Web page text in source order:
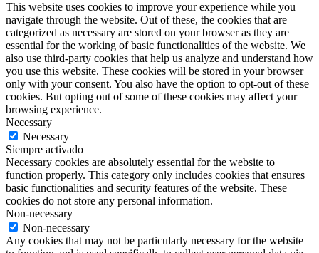
This website uses cookies to improve your experience while you
navigate through the website. Out of these, the cookies that are
categorized as necessary are stored on your browser as they are
essential for the working of basic functionalities of the website. We
also use third-party cookies that help us analyze and understand how
you use this website. These cookies will be stored in your browser
only with your consent. You also have the option to opt-out of these
cookies. But opting out of some of these cookies may affect your
browsing experience.
Necessary
Necessary
Siempre activado
Necessary cookies are absolutely essential for the website to
function properly. This category only includes cookies that ensures
basic functionalities and security features of the website. These
cookies do not store any personal information.
Non-necessary
Non-necessary
Any cookies that may not be particularly necessary for the website